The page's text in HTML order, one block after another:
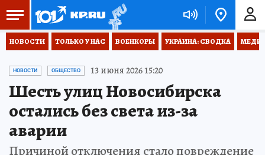
НОВОСТИ ТОЛЬКО У НАС ВОЕНКОРЫ УКРАИНА: СВОДКА
НОВОСТИ ОБЩЕСТВО 13 июня 2026 15:20
Шесть улиц Новосибирска
остались без света из-за
аварии
Причиной отключения стало повреждение